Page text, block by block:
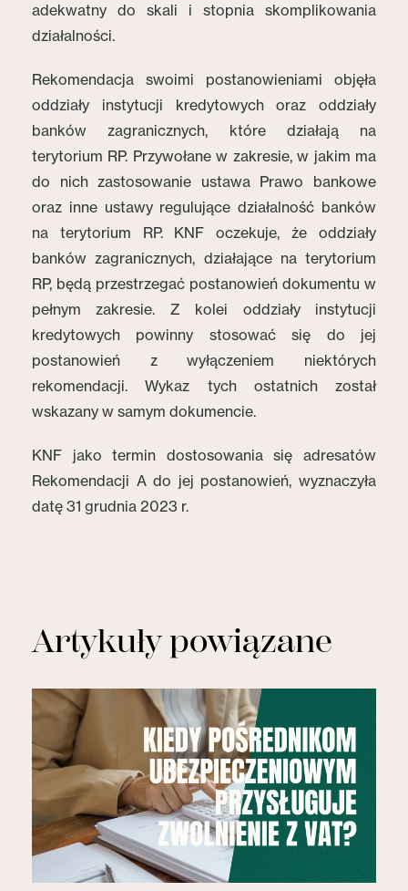
adekwatny do skali i stopnia skomplikowania
działalności.
Rekomendacja swoimi postanowieniami objęła
oddziały instytucji kredytowych oraz oddziały
banków zagranicznych, które działają na
terytorium RP. Przywołane w zakresie, w jakim ma
do nich zastosowanie ustawa Prawo bankowe
oraz inne ustawy regulujące działalność banków
na terytorium RP. KNF oczekuje, że oddziały
banków zagranicznych, działające na terytorium
RP, będą przestrzegać postanowień dokumentu w
pełnym zakresie. Z kolei oddziały instytucji
kredytowych powinny stosować się do jej
postanowień z wyłączeniem niektórych
rekomendacji. Wykaz tych ostatnich został
wskazany w samym dokumencie.
KNF jako termin dostosowania się adresatów
Rekomendacji A do jej postanowień, wyznaczyła
datę 31 grudnia 2023 r.
Artykuły powiązane